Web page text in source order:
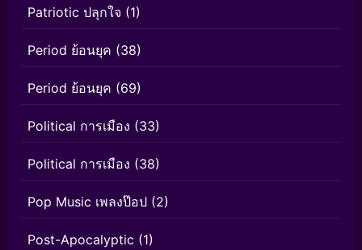
Patriotic ปลุกใจ (1)
Period ย้อนยุค (38)
Period ย้อนยุค (69)
Political การเมือง (33)
Political การเมือง (38)
Pop Music เพลงป๊อป (2)
Post-Apocalyptic (1)